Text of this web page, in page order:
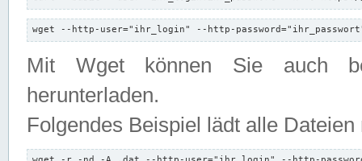
wget --http-user="ihr_login" --http-
Mit Wget können Sie auch
herunterladen.
Folgendes Beispiel lädt alle